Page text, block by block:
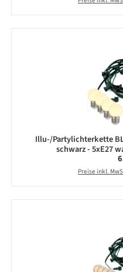
Illu-/Partylichterkette
schwarz - 5xE27
Preise inkl.